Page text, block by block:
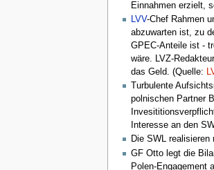
Einnahmen erzielt,
LVV-Chef Rahmen
abzuwarten ist, zu
GPEC-Anteile ist -
wäre. LVZ-
das Geld. (Quelle:
Turbulente
polnischen Partner
Interesse an den
Die SWL
GF Otto legt die
Polen-Engagement